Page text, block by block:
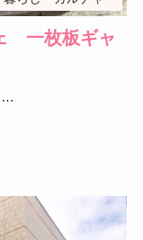
一枚板ギャ
…